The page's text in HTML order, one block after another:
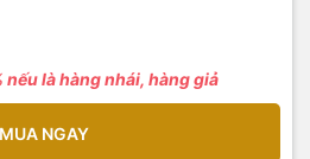
nếu là hàng nhái, hàng giả
MUA NGAY